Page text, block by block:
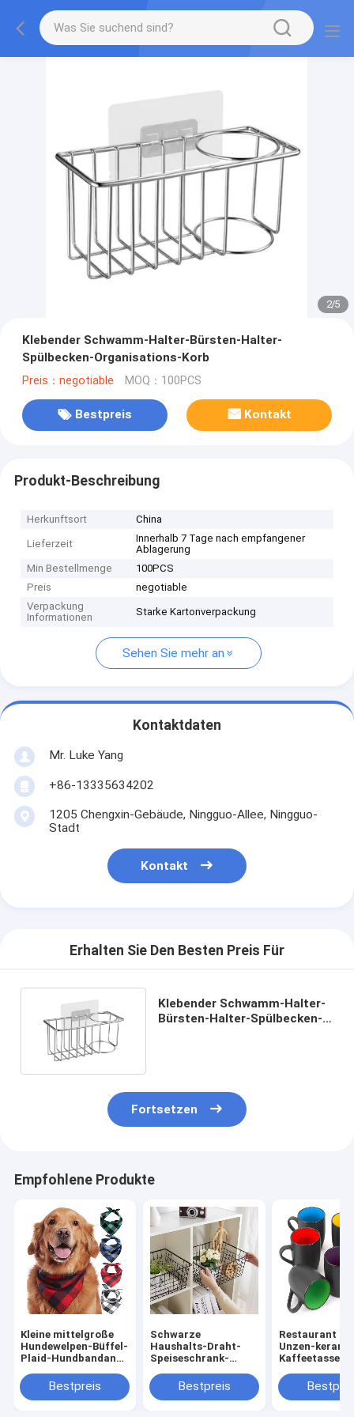
2/5
Klebender Schwamm-Halter-Bürsten-Halter-
Spülbecken-Organisations-Korb
Preis：negotiable MOQ：100PCS
Bestpreis Kontakt
Produkt-Beschreibung
Herkunftsort China
Lieferzeit
Innerhalb 7 Tage nach empfangener
Ablagerung
Min Bestellmenge
100PCS
Preis
negotiable
Verpackung
Informationen
Starke Kartonverpackung
Sehen Sie mehr an
Kontaktdaten
Mr. Luke Yang
+86-13335634202
1205 Chengxin-Gebäude, Ningguo-Allee, Ningguo-
Stadt
Kontakt
Erhalten Sie Den Besten Preis Für
Klebender Schwamm-Halter-
Bürsten-Halter-Spülbecken-
Fortsetzen
Empfohlene Produkte
Kleine mittelgroße
Hundewelpen-Büffel-
Plaid-Hundbandana-
Bestpreis
Schwarze
Haushalts-Draht-
Speiseschrank-
organisierendes
Metall
Bestpreis
Restaurant 16
Unzen-
Kaffeetassen
Kaffee-Tee-
Cappuccino